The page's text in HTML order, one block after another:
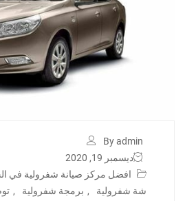
By admin
ديسمبر 19, 2020
افضل مركز صيانة شفرولية في
شة شفرولية
, برمجة شفرولية ,